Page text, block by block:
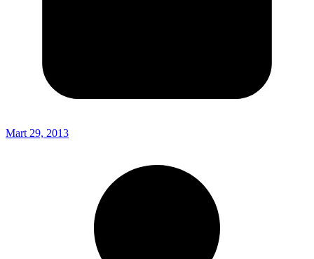
Mart 29, 2013